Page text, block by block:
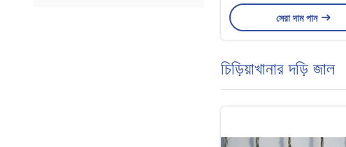
তারের ব্যাসার্ধ
সেরা দাম পান
চিড়িয়াখানার দড়ি জাল